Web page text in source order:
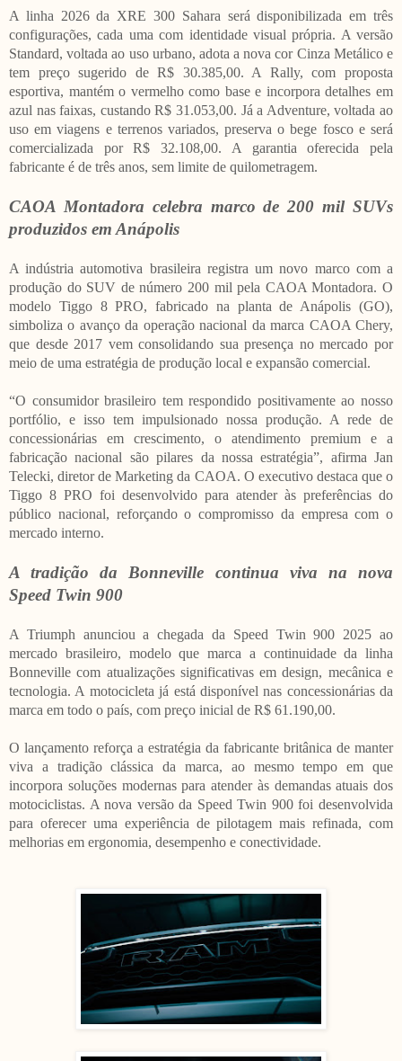
A linha 2026 da XRE 300 Sahara será disponibilizada em três
configurações, cada uma com identidade visual própria. A versão
Standard, voltada ao uso urbano, adota a nova cor Cinza Metálico e
tem preço sugerido de R$ 30.385,00. A Rally, com proposta
esportiva, mantém o vermelho como base e incorpora detalhes em
azul nas faixas, custando R$ 31.053,00. Já a Adventure, voltada ao
uso em viagens e terrenos variados, preserva o bege fosco e será
comercializada por R$ 32.108,00. A garantia oferecida pela
fabricante é de três anos, sem limite de quilometragem.
CAOA Montadora celebra marco de 200 mil SUVs
produzidos em Anápolis
A indústria automotiva brasileira registra um novo marco com a
produção do SUV de número 200 mil pela CAOA Montadora. O
modelo Tiggo 8 PRO, fabricado na planta de Anápolis (GO),
simboliza o avanço da operação nacional da marca CAOA Chery,
que desde 2017 vem consolidando sua presença no mercado por
meio de uma estratégia de produção local e expansão comercial.
“O consumidor brasileiro tem respondido positivamente ao nosso
portfólio, e isso tem impulsionado nossa produção. A rede de
concessionárias em crescimento, o atendimento premium e a
fabricação nacional são pilares da nossa estratégia”, afirma Jan
Telecki, diretor de Marketing da CAOA. O executivo destaca que o
Tiggo 8 PRO foi desenvolvido para atender às preferências do
público nacional, reforçando o compromisso da empresa com o
mercado interno.
A tradição da Bonneville continua viva na nova
Speed Twin 900
A Triumph anunciou a chegada da Speed Twin 900 2025 ao
mercado brasileiro, modelo que marca a continuidade da linha
Bonneville com atualizações significativas em design, mecânica e
tecnologia. A motocicleta já está disponível nas concessionárias da
marca em todo o país, com preço inicial de R$ 61.190,00.
O lançamento reforça a estratégia da fabricante britânica de manter
viva a tradição clássica da marca, ao mesmo tempo em que
incorpora soluções modernas para atender às demandas atuais dos
motociclistas. A nova versão da Speed Twin 900 foi desenvolvida
para oferecer uma experiência de pilotagem mais refinada, com
melhorias em ergonomia, desempenho e conectividade.